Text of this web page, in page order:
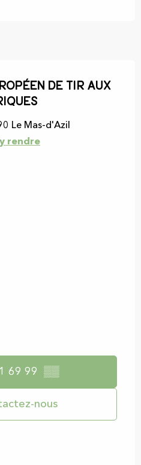
de tir aux
Le Mas-d'Azil
rendre
69 99 ▒▒
nous